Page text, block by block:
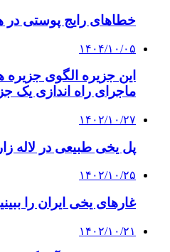
خطاهای رایج پوستی در
۱۴۰۴/۱۰/۰۵
این جزیره الگوی
ماجرای راه اندازی یک
۱۴۰۲/۱۰/۲۷
پل یخی طبیعی در لاله
۱۴۰۲/۱۰/۲۵
غارهای یخی ایران را
۱۴۰۲/۱۰/۲۱